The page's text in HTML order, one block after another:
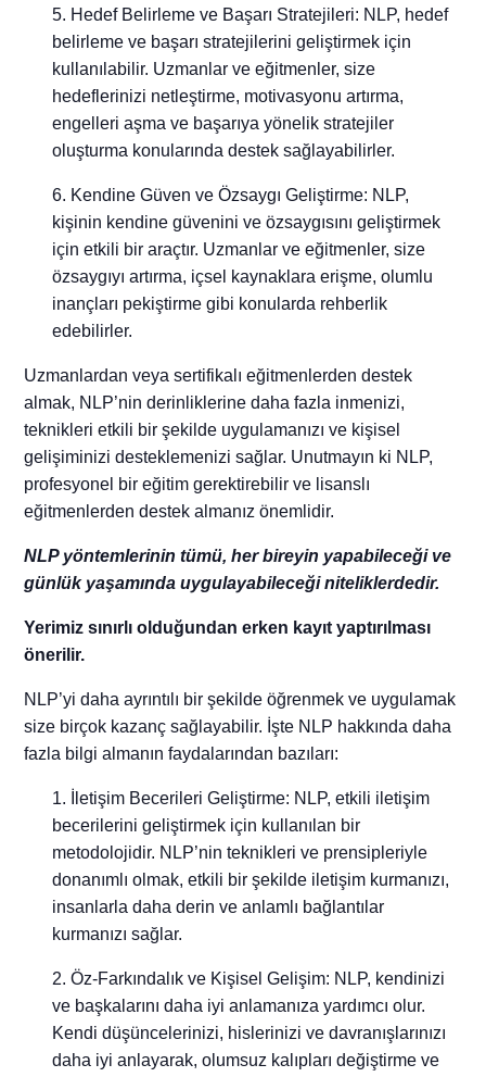
Hedef Belirleme ve Başarı Stratejileri: NLP, hedef
belirleme ve başarı stratejilerini geliştirmek için
kullanılabilir. Uzmanlar ve eğitmenler, size
hedeflerinizi netleştirme, motivasyonu artırma,
engelleri aşma ve başarıya yönelik stratejiler
oluşturma konularında destek sağlayabilirler.
Kendine Güven ve Özsaygı Geliştirme: NLP,
kişinin kendine güvenini ve özsaygısını geliştirmek
için etkili bir araçtır. Uzmanlar ve eğitmenler, size
özsaygıyı artırma, içsel kaynaklara erişme, olumlu
inançları pekiştirme gibi konularda rehberlik
edebilirler.
Uzmanlardan veya sertifikalı eğitmenlerden destek
almak, NLP’nin derinliklerine daha fazla inmenizi,
teknikleri etkili bir şekilde uygulamanızı ve kişisel
gelişiminizi desteklemenizi sağlar. Unutmayın ki NLP,
profesyonel bir eğitim gerektirebilir ve lisanslı
eğitmenlerden destek almanız önemlidir.
NLP yöntemlerinin tümü, her bireyin yapabileceği ve
günlük yaşamında uygulayabileceği niteliklerdedir.
Yerimiz sınırlı olduğundan erken kayıt yaptırılması
önerilir.
NLP’yi daha ayrıntılı bir şekilde öğrenmek ve uygulamak
size birçok kazanç sağlayabilir. İşte NLP hakkında daha
fazla bilgi almanın faydalarından bazıları:
İletişim Becerileri Geliştirme: NLP, etkili iletişim
becerilerini geliştirmek için kullanılan bir
metodolojidir. NLP’nin teknikleri ve prensipleriyle
donanımlı olmak, etkili bir şekilde iletişim kurmanızı,
insanlarla daha derin ve anlamlı bağlantılar
kurmanızı sağlar.
Öz-Farkındalık ve Kişisel Gelişim: NLP, kendinizi
ve başkalarını daha iyi anlamanıza yardımcı olur.
Kendi düşüncelerinizi, hislerinizi ve davranışlarınızı
daha iyi anlayarak, olumsuz kalıpları değiştirme ve